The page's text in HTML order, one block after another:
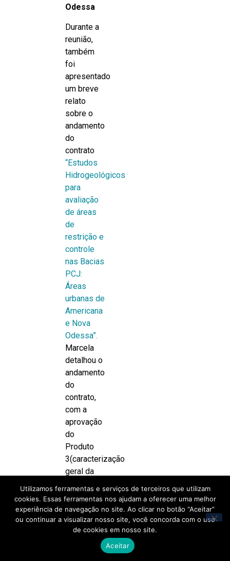
Odessa
Durante a
reunião,
também
foi
apresentado
um breve
relato
sobre o
andamento
do
contrato
“Estudos
Hidrogeológicos
para
avaliação
de áreas
de
restrição e
controle
nas Bacias
PCJ:
Áreas
urbanas de
Americana
e Nova
Odessa”.
Marcela
detalhou o
andamento
do
contrato,
com a
aprovação
do
Produto
3(caracterização
geral da
geologia e
hidrogeologia)
em
dezembro,
Utilizamos ferramentas e serviços de terceiros que utilizam
cookies. Essas ferramentas nos ajudam a oferecer uma melhor
experiência de navegação no site. Ao clicar no botão “Aceitar”
ou continuar a visualizar nosso site, você concorda com o uso
de cookies em nosso site.
Aceitar